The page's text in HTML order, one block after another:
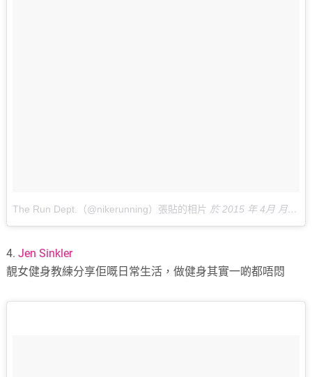
The Run Dept.（@nikerunning）張貼的相片 於2015 年 4月 月 4 1:27下午 PDT
4.Jen Sinkler
靚女健身教練分享佢嘅日常生活，做健身其實一啲都唔悶